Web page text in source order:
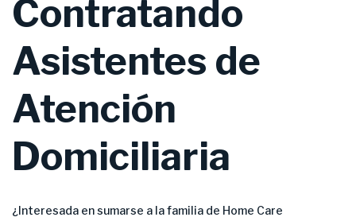
Contratando
Asistentes de
Atención
Domiciliaria
¿Interesada en sumarse a la familia de Home Care